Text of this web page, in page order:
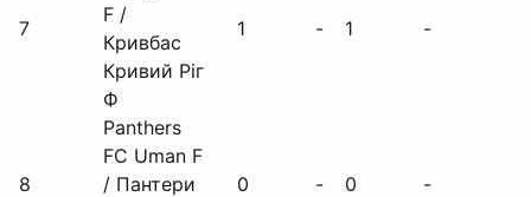
7
F /
Кривбас
Кривий Ріг
Ф
1 - 1 -
8
Panthers
FC Uman F
/ Пантери
0 - 0 -